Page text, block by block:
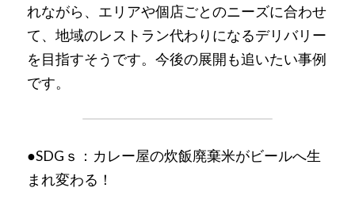
れながら、エリアや個店ごとのニーズに合わせ
て、地域のレストラン代わりになるデリバリー
を目指すそうです。今後の展開も追いたい事例
です。
●SDGｓ：カレー屋の炊飯廃棄米がビールへ生
まれ変わる！